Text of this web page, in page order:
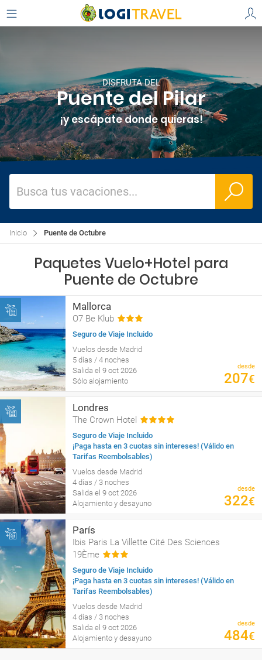
DISFRUTA DEL
Puente del Pilar
¡y escápate donde quieras!
Busca tus vacaciones...
Inicio Puente de Octubre
Paquetes Vuelo+Hotel para
Puente de Octubre
Mallorca
O7 Be Klub
Seguro de Viaje Incluido
Vuelos desde Madrid
5 días / 4 noches
Salida el 9 oct 2026
Sólo alojamiento
desde
207€
Londres
The Crown Hotel
Seguro de Viaje Incluido
¡Paga hasta en 3 cuotas sin intereses! (Válido en
Tarifas Reembolsables)
Vuelos desde Madrid
4 días / 3 noches
Salida el 9 oct 2026
Alojamiento y desayuno
desde
322€
París
Ibis Paris La Villette Cité Des Sciences
19Ème
Seguro de Viaje Incluido
¡Paga hasta en 3 cuotas sin intereses! (Válido en
Tarifas Reembolsables)
Vuelos desde Madrid
4 días / 3 noches
Salida el 9 oct 2026
Alojamiento y desayuno
desde
484€